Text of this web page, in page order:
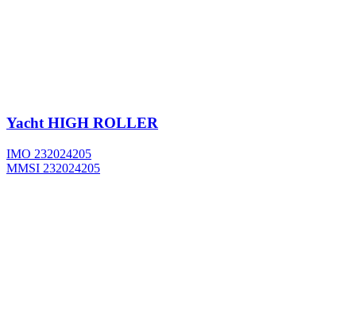
YachtHIGH ROLLER
IMO 232024205
MMSI 232024205